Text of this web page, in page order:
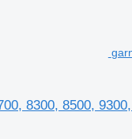
8300, 8500,